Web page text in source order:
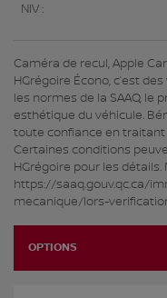
NIV :
Caméra de recul, Apple
HGrégoire Écono, c’est
les normes de la SAAQ, le
esthétique du véhicule.
toute confiance en
Certaines conditions
HGrégoire pour les détails.
https://saaq.gouv.qc.ca/
mecanique/lors-
OPTIONS